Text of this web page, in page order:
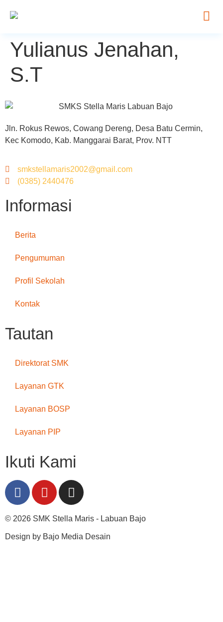
Yulianus Jenahan,
S.T
Jln. Rokus Rewos, Cowang Dereng, Desa Batu Cermin,
Kec Komodo, Kab. Manggarai Barat, Prov. NTT
smkstellamaris2002@gmail.com
(0385) 2440476
Informasi
Berita
Pengumuman
Profil Sekolah
Kontak
Tautan
Direktorat SMK
Layanan GTK
Layanan BOSP
Layanan PIP
Ikuti Kami
© 2026 SMK Stella Maris - Labuan Bajo
Design by Bajo Media Desain